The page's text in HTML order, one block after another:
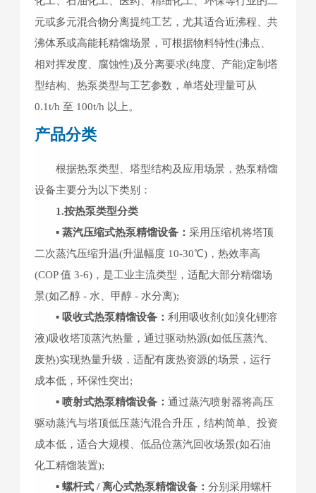
元或多元混合物分离提纯工艺，尤其适合近沸程、共
沸体系或高能耗精馏场景，可根据物料特性(沸点、
相对挥发度、腐蚀性)及分离要求(纯度、产能)定制塔
型结构、热泵类型与工艺参数，单塔处理量可从
0.1t/h 至 100t/h 以上。
产品分类
根据热泵类型、塔型结构及应用场景，热泵精馏
设备主要分为以下类别：
1.按热泵类型分类
▪ 蒸汽压缩式热泵精馏设备：采用压缩机将塔顶
二次蒸汽压缩升温(升温幅度 10-30℃)，热效率高
(COP 值 3-6)，是工业主流类型，适配大部分精馏场
景(如乙醇 - 水、甲醇 - 水分离);
▪ 吸收式热泵精馏设备：利用吸收剂(如溴化锂溶
液)吸收塔顶蒸汽热量，通过驱动热源(如低压蒸汽、
废热)实现热量升级，适配有废热资源的场景，运行
成本低，环保性突出;
▪ 喷射式热泵精馏设备：通过蒸汽喷射器将高压
驱动蒸汽与塔顶低压蒸汽混合升压，结构简单、投资
成本低，适合大规模、低品位蒸汽回收场景(如石油
化工精馏装置);
▪ 螺杆式 / 离心式热泵精馏设备：分别采用螺杆